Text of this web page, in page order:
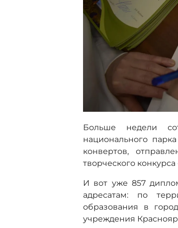
Больше недели
национального
конвертов,
творческого конкурса
И вот уже 857
адресатам: по
образования в
учреждения